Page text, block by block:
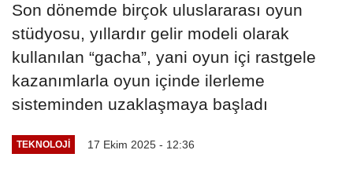
Son dönemde birçok uluslararası oyun
stüdyosu, yıllardır gelir modeli olarak
kullanılan “gacha”, yani oyun içi rastgele
kazanımlarla oyun içinde ilerleme
sisteminden uzaklaşmaya başladı
TEKNOLOJI 17 Ekim 2025 - 12:36